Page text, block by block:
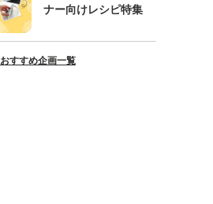
ナー向けレシピ特集
おすすめ企画一覧